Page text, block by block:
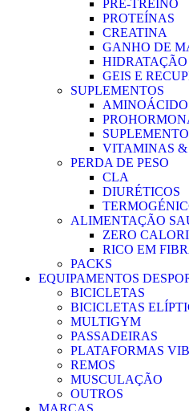
PRÉ-TREINO
PROTEÍNAS
CREATINA
GANHO DE
GEIS E
SUPLEMENTOS
VITAMINAS &
PERDA DE PESO
CLA
DIURÉTICOS
ALIMENTAÇÃO
ZERO
RICO EM
PACKS
EQUIPAMENTOS
BICICLETAS
BICICLETAS
MULTIGYM
PASSADEIRAS
PLATAFORMAS
REMOS
MUSCULAÇÃO
OUTROS